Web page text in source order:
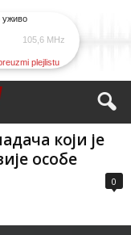
уживо
105,6 MHz
који је
особе
0